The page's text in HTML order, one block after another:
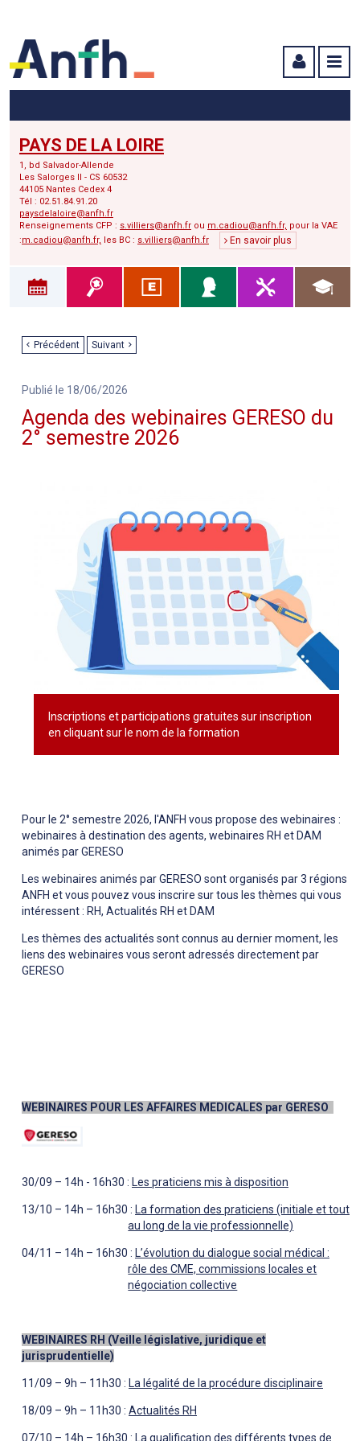
PAYS DE LA LOIRE
1, bd Salvador-Allende
Les Salorges II - CS 60532
44105 Nantes Cedex 4
Tél : 02.51.84.91.20
paysdelaloire@anfh.fr
Renseignements CFP : s.villiers@anfh.fr ou m.cadiou@anfh.fr, pour la VAE
:m.cadiou@anfh.fr, les BC : s.villiers@anfh.fr En savoir plus
Précédent Suivant
Publié le 18/06/2026
Agenda des webinaires GERESO du
2° semestre 2026
Inscriptions et participations gratuites sur inscription
en cliquant sur le nom de la formation
Pour le 2° semestre 2026, l'ANFH vous propose des webinaires :
webinaires à destination des agents, webinaires RH et DAM
animés par GERESO
Les webinaires animés par GERESO sont organisés par 3 régions
ANFH et vous pouvez vous inscrire sur tous les thèmes qui vous
intéressent : RH, Actualités RH et DAM
Les thèmes des actualités sont connus au dernier moment, les
liens des webinaires vous seront adressés directement par
GERESO
WEBINAIRES POUR LES AFFAIRES MEDICALES par GERESO
30/09 – 14h - 16h30 : Les praticiens mis à disposition
13/10 – 14h – 16h30 : La formation des praticiens (initiale et tout
au long de la vie professionnelle)
04/11 – 14h – 16h30 : L’évolution du dialogue social médical :
rôle des CME, commissions locales et
négociation collective
WEBINAIRES RH (Veille législative, juridique et
jurisprudentielle)
11/09 – 9h – 11h30 : La légalité de la procédure disciplinaire
18/09 – 9h – 11h30 : Actualités RH
07/10 – 14h – 16h30 : La qualification des différents types de